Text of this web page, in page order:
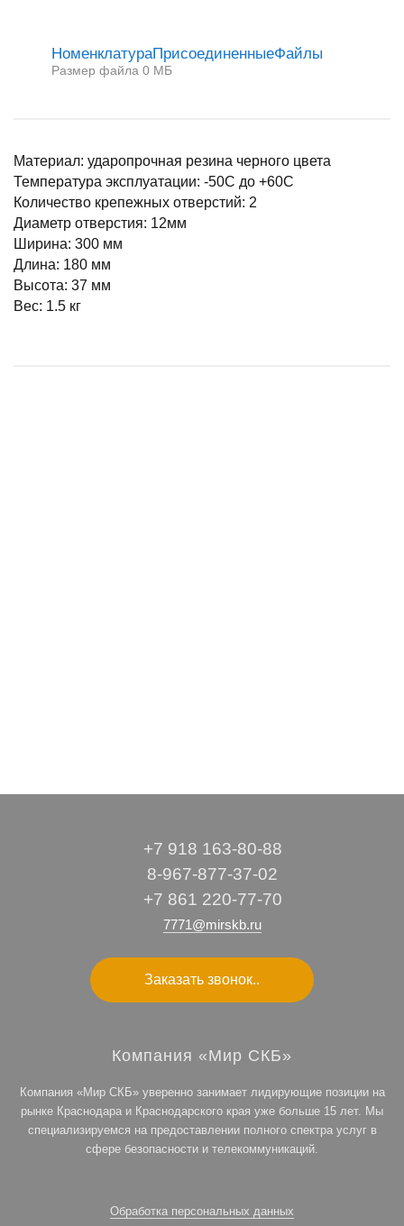
НоменклатураПрисоединенныеФайлы
Размер файла 0 МБ
Материал: ударопрочная резина черного цвета
Температура эксплуатации: -50С до +60С
Количество крепежных отверстий: 2
Диаметр отверстия: 12мм
Ширина: 300 мм
Длина: 180 мм
Высота: 37 мм
Вес: 1.5 кг
+7 918 163-80-88
8-967-877-37-02
+7 861 220-77-70
7771@mirskb.ru
Заказать звонок..
Компания «Мир СКБ»
Компания «Мир СКБ» уверенно занимает лидирующие позиции на
рынке Краснодара и Краснодарского края уже больше 15 лет. Мы
специализируемся на предоставлении полного спектра услуг в
сфере безопасности и телекоммуникаций.
Обработка персональных данных